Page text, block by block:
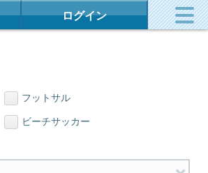
ログイン
フットサル
ビーチサッカー